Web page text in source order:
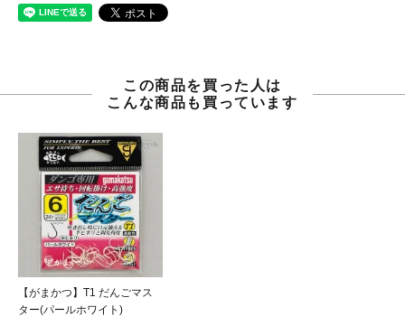
この商品を買った人は
こんな商品も買っています
【がまかつ】T1 だんごマス
ター(パールホワイト)